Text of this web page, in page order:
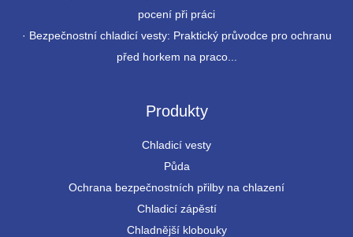
pocení při práci
· Bezpečnostní chladicí vesty: Praktický průvodce pro ochranu
před horkem na praco...
Produkty
Chladicí vesty
Půda
Ochrana bezpečnostních přilby na chlazení
Chladicí zápěstí
Chladnější klobouky